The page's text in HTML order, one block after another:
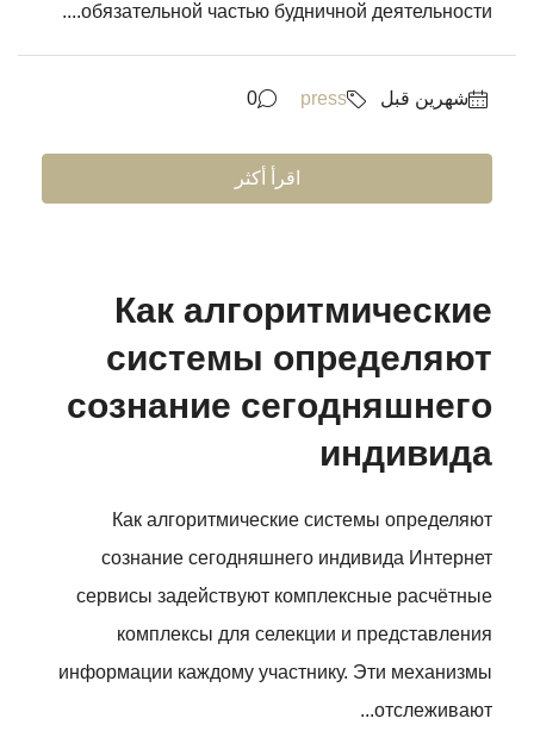
обязательной частью будничной деятельности....
‏شهرين قبل press
0
اقرأ أكثر
Как алгоритмические
системы определяют
сознание сегодняшнего
индивида
Как алгоритмические системы определяют
сознание сегодняшнего индивида Интернет
сервисы задействуют комплексные расчётные
комплексы для селекции и представления
информации каждому участнику. Эти механизмы
отслеживают...